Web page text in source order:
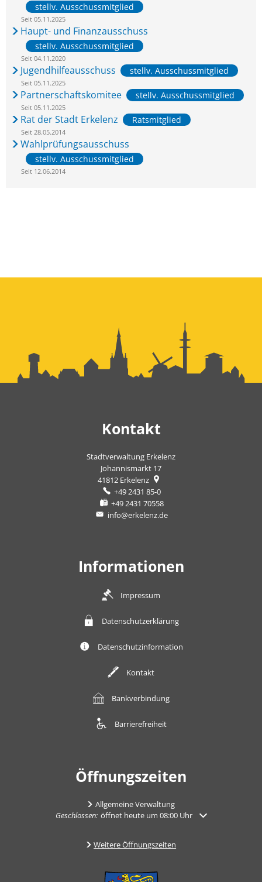
stellv. Ausschussmitglied
Seit 05.11.2025
Haupt- und Finanzausschuss
stellv. Ausschussmitglied
Seit 04.11.2020
Jugendhilfeausschuss stellv. Ausschussmitglied
Seit 05.11.2025
Partnerschaftskomitee stellv. Ausschussmitglied
Seit 05.11.2025
Rat der Stadt Erkelenz Ratsmitglied
Seit 28.05.2014
Wahlprüfungsausschuss
stellv. Ausschussmitglied
Seit 12.06.2014
Kontakt
Stadtverwaltung Erkelenz
Johannismarkt 17
41812 Erkelenz
+49 2431 85-0
+49 2431 70558
info@erkelenz.de
Informationen
Impressum
Datenschutzerklärung
Datenschutzinformation
Kontakt
Bankverbindung
Barrierefreiheit
Öffnungszeiten
Allgemeine Verwaltung
Klicken, um weitere Öffnungs- oder Schließzeiten
Geschlossen: öffnet heute um 08:00 Uhr
Weitere Öffnungszeiten